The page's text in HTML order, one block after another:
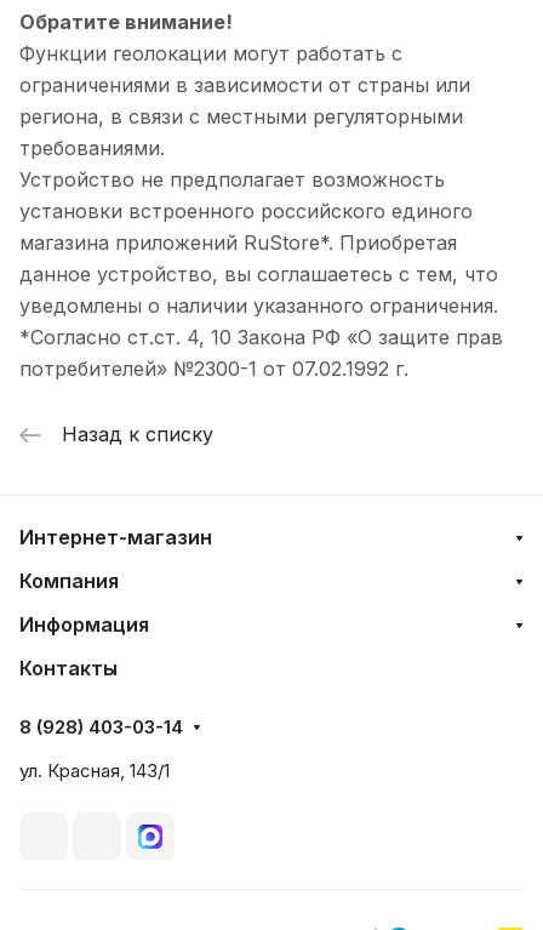
Обратите внимание!
Функции геолокации могут работать с
ограничениями в зависимости от страны или
региона, в связи с местными регуляторными
требованиями.
Устройство не предполагает возможность
установки встроенного российского единого
магазина приложений RuStore*. Приобретая
данное устройство, вы соглашаетесь с тем, что
уведомлены о наличии указанного ограничения.
*Согласно ст.ст. 4, 10 Закона РФ «О защите прав
потребителей» №2300-1 от 07.02.1992 г.
Назад к списку
Интернет-магазин
Компания
Информация
Контакты
8 (928) 403-03-14
ул. Красная, 143/1